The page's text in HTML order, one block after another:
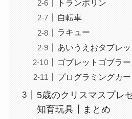
トランポリン
自転車
ラキュー
あいうえおタブレッ
ゴブレットゴブラー
プログラミングカー
5歳のクリスマスプレ
知育玩具┃まとめ